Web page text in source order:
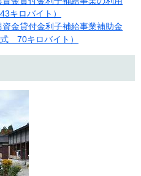
キロバイト）
金貸付金利子補給事業補助金
70キロバイト）